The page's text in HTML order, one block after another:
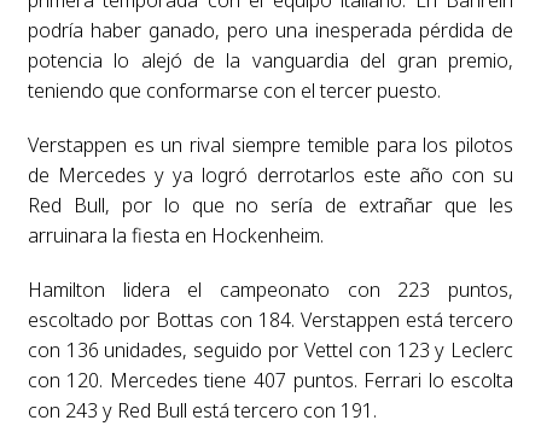
podría haber ganado, pero una inesperada pérdida de
potencia lo alejó de la vanguardia del gran premio,
teniendo que conformarse con el tercer puesto.
Verstappen es un rival siempre temible para los pilotos
de Mercedes y ya logró derrotarlos este año con su
Red Bull, por lo que no sería de extrañar que les
arruinara la fiesta en Hockenheim.
Hamilton lidera el campeonato con 223 puntos,
escoltado por Bottas con 184. Verstappen está tercero
con 136 unidades, seguido por Vettel con 123 y Leclerc
con 120. Mercedes tiene 407 puntos. Ferrari lo escolta
con 243 y Red Bull está tercero con 191.